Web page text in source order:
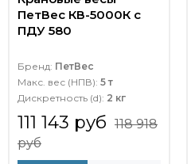
ПетВес КВ-5000К с
ПДУ 580
Бренд: ПетВес
Макс. вес (НПВ): 5 т
Дискретность (d): 2 кг
111 143 руб 118 918
руб